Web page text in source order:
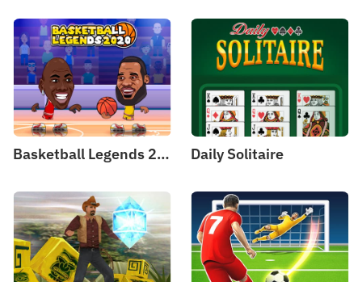
Basketball Legends 2020 Daily Solitaire